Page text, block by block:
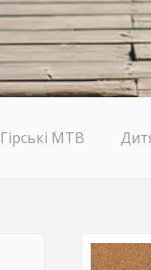
Гірські MTB